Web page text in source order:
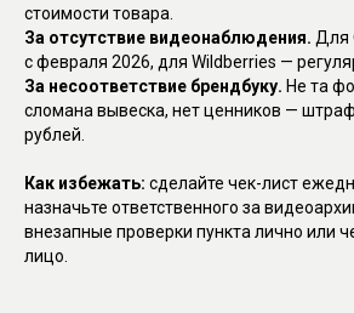
стоимости товара.
За отсутствие видеонаблюдения. Для
с февраля 2026, для Wildberries —
За несоответствие брендбуку. Не та
сломана вывеска, нет ценников —
рублей.
Как избежать: сделайте чек-лист
назначьте ответственного за
внезапные проверки пункта лично или
лицо.